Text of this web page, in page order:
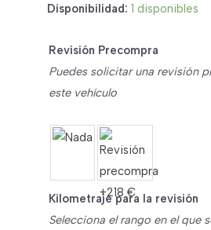
Disponibilidad: 1 disponibles
Revisión Precompra
Puedes solicitar una revisión
este vehículo
Kilometraje para la revisión
Selecciona el rango en el que